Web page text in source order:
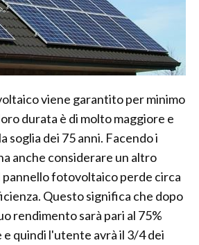
viene garantito per minimo
durata è di molto maggiore e
soglia dei 75 anni. Facendo i
anche considerare un altro
fotovoltaico perde circa
Questo significa che dopo
rendimento sarà pari al 75%
quindi l'utente avrà il 3/4 dei